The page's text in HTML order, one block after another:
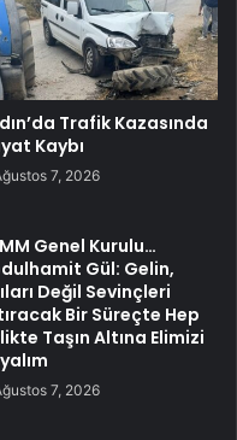
Trafik Kazasında
Kaybı
7, 2026
Genel Kurulu…
Gül: Gelin,
Değil Sevinçleri
Bir Süreçte Hep
Taşın Altına Elimizi
7, 2026